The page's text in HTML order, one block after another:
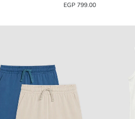
799.00 EGP